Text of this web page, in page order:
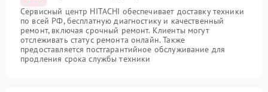
Сервисный центр HITACHI обеспечивает доставку техники
по всей РФ, бесплатную диагностику и качественный
ремонт, включая срочный ремонт. Клиенты могут
отслеживать статус ремонта онлайн. Также
предоставляется постгарантийное обслуживание для
продления срока службы техники